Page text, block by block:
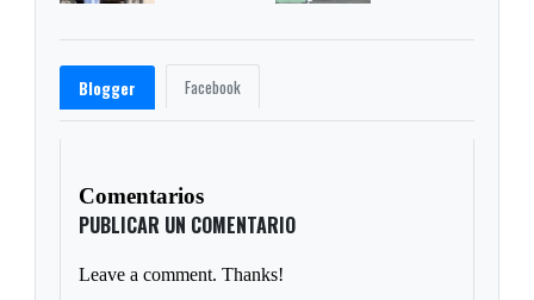
Blogger Facebook
Comentarios
PUBLICAR UN COMENTARIO
Leave a comment. Thanks!